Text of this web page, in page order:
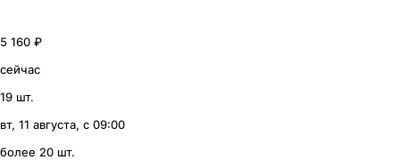
5 160 ₽
сейчас
19 шт.
вт, 11 августа, с 09:00
более 20 шт.